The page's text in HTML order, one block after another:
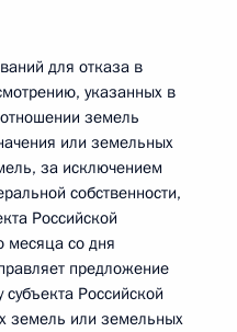
для отказа в
указанных в
земель
или земельных
за исключением
собственности,
Российской
месяца со дня
предложение
Российской
земель или земельных